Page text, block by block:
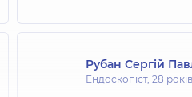
Рубан Сергій
Ендоскопіст, 28